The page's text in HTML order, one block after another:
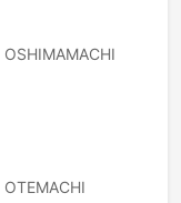
OSHIMAMACHI
OTEMACHI